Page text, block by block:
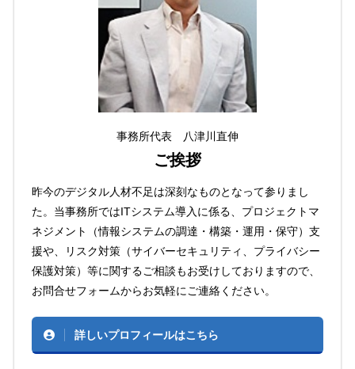
事務所代表 八津川直伸
ご挨拶
昨今のデジタル人材不足は深刻なものとなって参りまし
た。当事務所ではITシステム導入に係る、プロジェクトマ
ネジメント（情報システムの調達・構築・運用・保守）支
援や、リスク対策（サイバーセキュリティ、プライバシー
保護対策）等に関するご相談もお受けしておりますので、
お問合せフォームからお気軽にご連絡ください。
詳しいプロフィールはこちら